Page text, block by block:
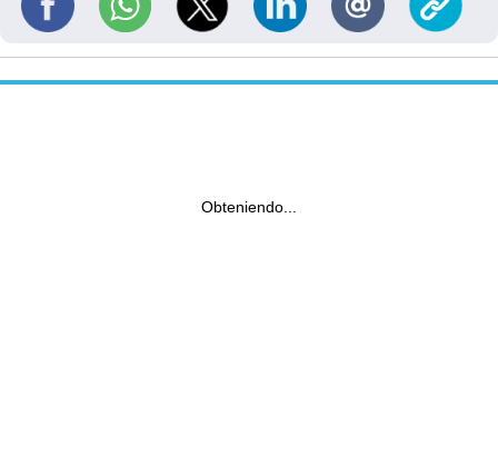
Obteniendo...